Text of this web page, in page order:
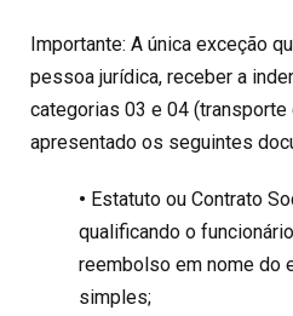
Importante: A única exceção
pessoa jurídica, receber a
categorias 03 e 04
apresentado os seguintes
• Estatuto ou Contrato
qualificando o
reembolso em nome do
simples;